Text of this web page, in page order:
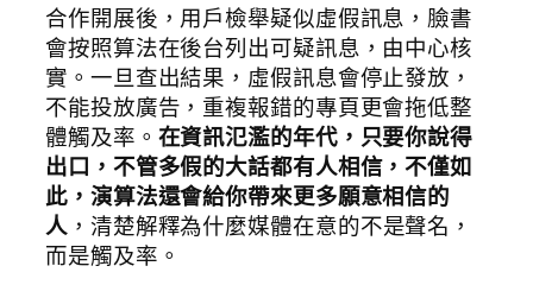
合作開展後，用戶檢舉疑似虛假訊息，臉書
會按照算法在後台列出可疑訊息，由中心核
實。一旦查出結果，虛假訊息會停止發放，
不能投放廣告，重複報錯的專頁更會拖低整
體觸及率。 在資訊氾濫的年代，只要你說得
出口，不管多假的大話都有人相信，不僅如
此，演算法還會給你帶來更多願意相信的
人，清楚解釋為什麼媒體在意的不是聲名，
而是觸及率。